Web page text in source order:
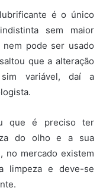
é o único
sem maior
pode ser usado
que a alteração
variável, daí a
que é preciso ter
do olho e a sua
no mercado existem
limpeza e deve-se